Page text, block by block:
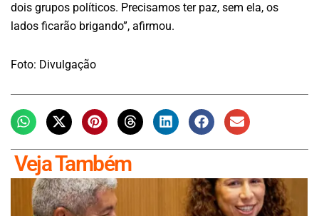
dois grupos políticos. Precisamos ter paz, sem ela, os
lados ficarão brigando”, afirmou.
Foto: Divulgação
Veja Também